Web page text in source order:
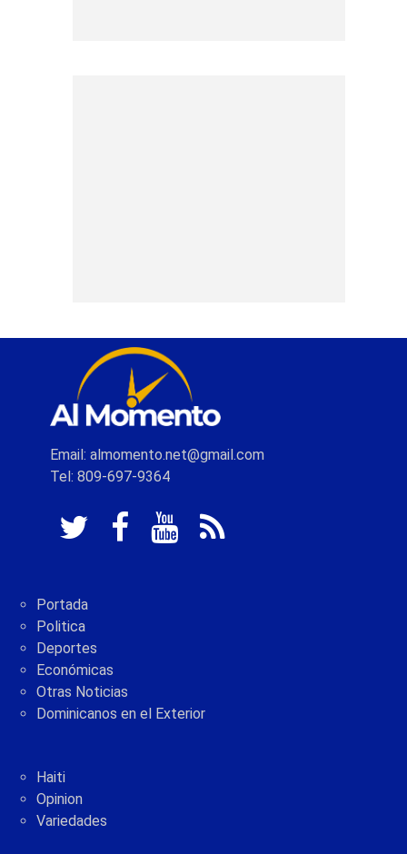
Email: almomento.net@gmail.com
Tel: 809-697-9364
Portada
Politica
Deportes
Económicas
Otras Noticias
Dominicanos en el Exterior
Haiti
Opinion
Variedades